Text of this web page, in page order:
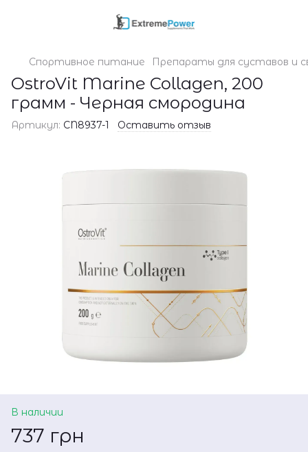
Спортивное питание Препараты для суставов и
OstroVit Marine Collagen, 200
грамм - Черная смородина
Артикул: CN8937-1 Оставить отзыв
В наличии
737 грн